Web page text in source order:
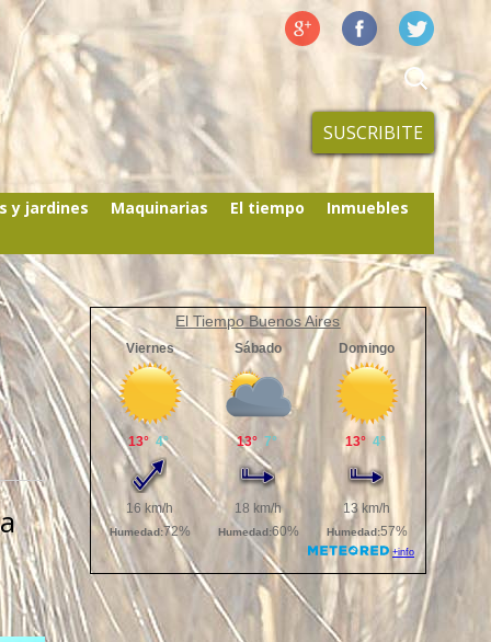
SUSCRIBITE
y jardines Maquinarias El tiempo
Inmuebles
El Tiempo Buenos Aires